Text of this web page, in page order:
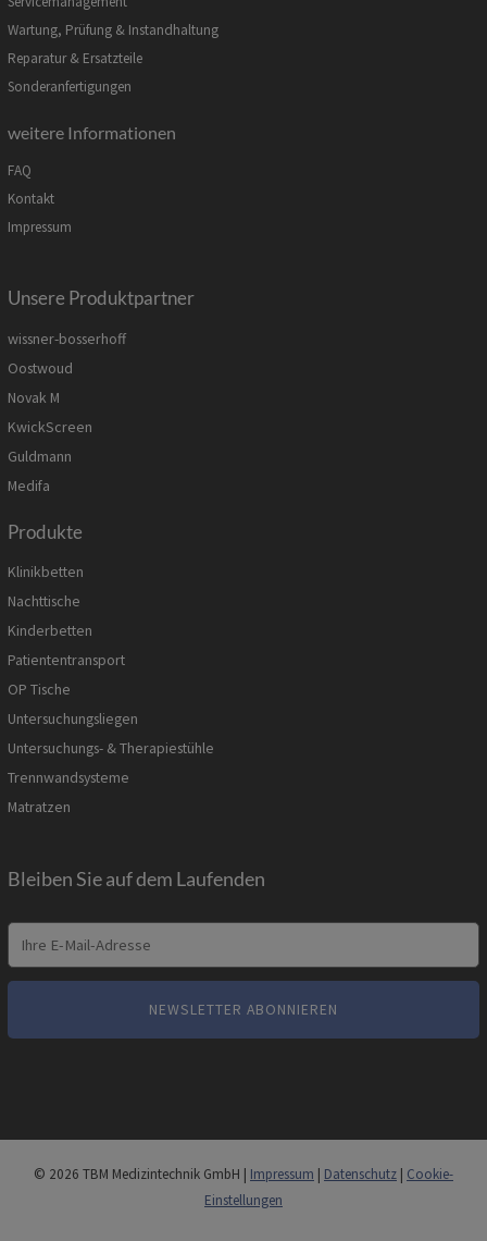
Wartung, Prüfung & Instandhaltung
Reparatur & Ersatzteile
Sonderanfertigungen
weitere Informationen
FAQ
Kontakt
Impressum
Unsere Produktpartner
wissner-bosserhoff
Oostwoud
Novak M
KwickScreen
Guldmann
Medifa
Produkte
Klinikbetten
Nachttische
Kinderbetten
Patiententransport
OP Tische
Untersuchungsliegen
Untersuchungs- & Therapiestühle
Trennwandsysteme
Matratzen
Bleiben Sie auf dem Laufenden
© 2026 TBM Medizintechnik GmbH | Impressum | Datenschutz | Cookie-
Einstellungen